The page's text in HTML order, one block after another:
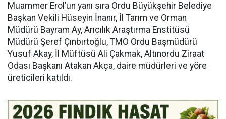
Muammer Erol’un yanı sıra Ordu Büyükşehir Belediye
Başkan Vekili Hüseyin İnanır, İl Tarım ve Orman
Müdürü Bayram Ay, Arıcılık Araştırma Enstitüsü
Müdürü Şeref Çınbırtoğlu, TMO Ordu Başmüdürü
Yusuf Akay, İl Müftüsü Ali Çakmak, Altınordu Ziraat
Odası Başkanı Atakan Akça, daire müdürleri ve yöre
üreticileri katıldı.